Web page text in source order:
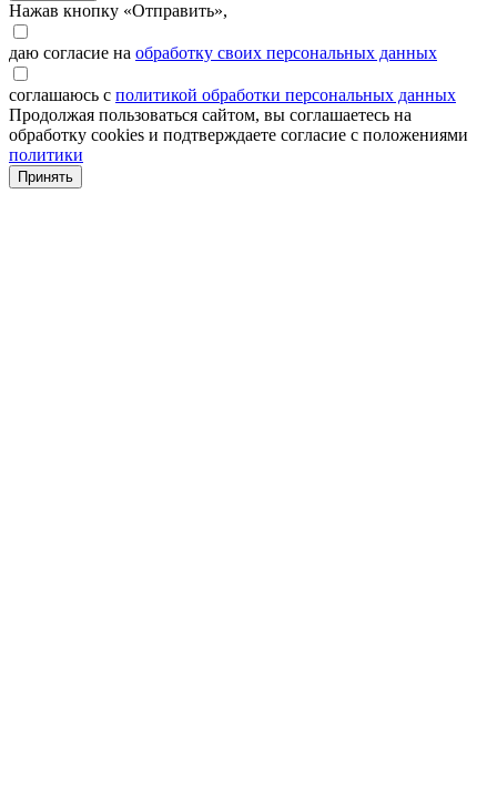
Нажав кнопку «Отправить»,
даю согласие на обработку своих персональных данных
соглашаюсь с политикой обработки персональных данных
Продолжая пользоваться сайтом, вы соглашаетесь на
обработку cookies и подтверждаете согласие с положениями
политики
Принять